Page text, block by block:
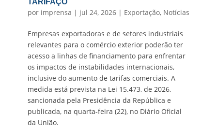
TARIFAÇO
por imprensa | jul 24, 2026| Exportação, Notícias
Empresas exportadoras e de setores industriais
relevantes para o comércio exterior poderão ter
acesso a linhas de financiamento para enfrentar
os impactos de instabilidades internacionais,
inclusive do aumento de tarifas comerciais. A
medida está prevista na Lei 15.473, de 2026,
sancionada pela Presidência da República e
publicada, na quarta-feira (22), no Diário Oficial
da União.